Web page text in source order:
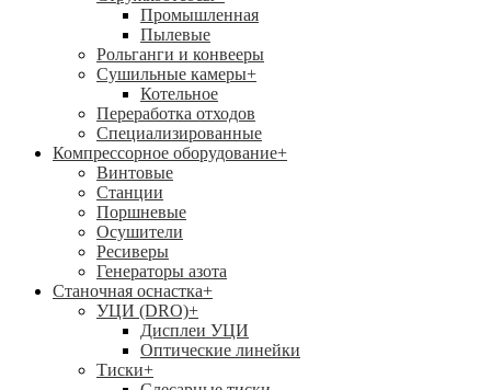
Промышленная
Пылевые
Рольганги и конвееры
Сушильные камеры+
Котельное
Переработка отходов
Специализированные
Компрессорное оборудование+
Винтовые
Станции
Поршневые
Осушители
Ресиверы
Генераторы азота
Станочная оснастка+
УЦИ (DRO)+
Дисплеи УЦИ
Оптические линейки
Тиски+